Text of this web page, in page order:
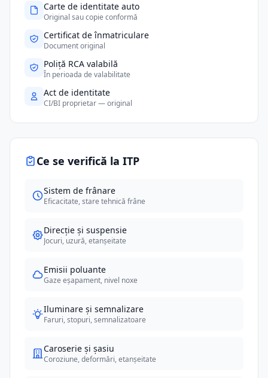
Carte de identitate auto
Original sau copie conformă
Certificat de înmatriculare
Document original
Poliță RCA valabilă
În perioada de valabilitate
Act de identitate
CI/BI proprietar — original
Ce se verifică la ITP
Sistem de frânare
Eficacitate, stare tehnică frâne
Direcție și suspensie
Jocuri, uzură, etanșeitate
Emisii poluante
Gaze eșapament, nivel noxe
Iluminare și semnalizare
Faruri, stopuri, semnalizatoare
Caroserie și șasiu
Coroziune, deformări, etanșeitate